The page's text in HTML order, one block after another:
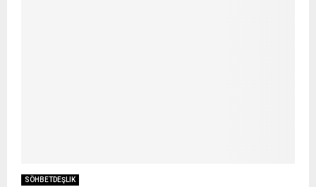
SÖHBETDEŞLIK